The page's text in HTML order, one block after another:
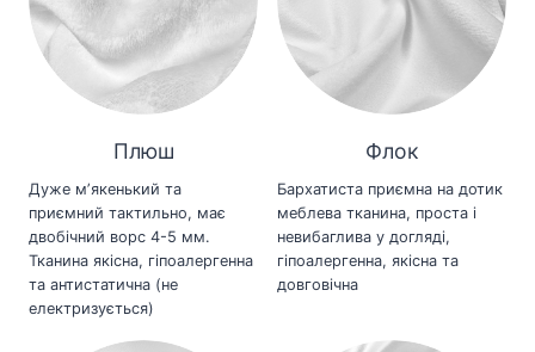
Плюш
Дуже мʼякенький та
приємний тактильно, має
двобічний ворс 4-5 мм.
Тканина якісна, гіпоалергенна
та антистатична (не
електризується)
Флок
Бархатиста приємна на дотик
меблева тканина, проста і
невибаглива у догляді,
гіпоалергенна, якісна та
довговічна